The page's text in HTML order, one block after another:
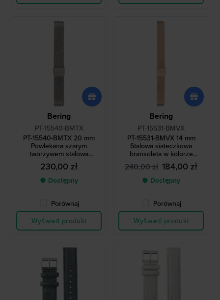
Bering
PT-15540-BMTX
PT-15540-BMTX 20 mm
Powlekana szarym
tworzywem stalowa
bransoleta Milanese
230,00 zł
● Dostępny
Porównaj
Wyświetl produkt
Bering
PT-15531-BMVX
PT-15531-BMVX 14 mm
Stalowa siateczkowa
bransoleta w kolorze
różowego złota
240,00 zł 184,00 zł
● Dostępny
Porównaj
Wyświetl produkt